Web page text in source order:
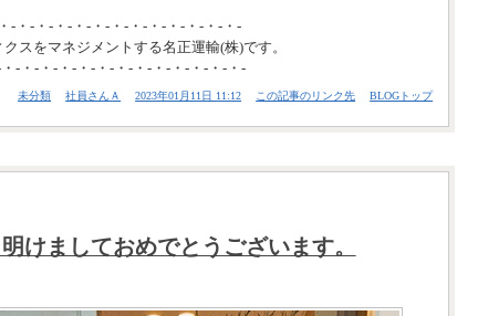
-・-・-・-・-・-・-・-・-・-・-・-・-
スをマネジメントする名正運輸(株)です。
-・-・-・-・-・-・-・-・-・-・-・-・-
未分類 社員さんＡ 2023年01月11日 11:12 この記事のリンク先 BLOGトップ
けましておめでとうございます。